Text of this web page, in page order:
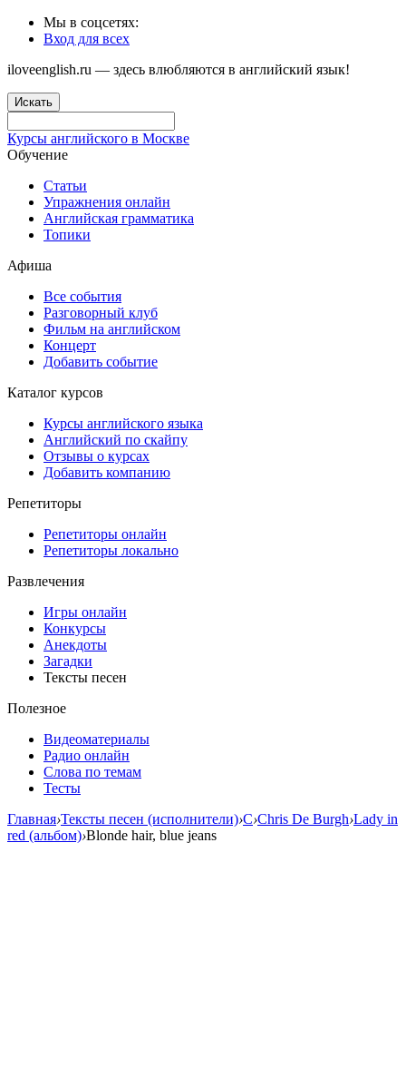
Мы в соцсетях:
Вход для всех
iloveenglish.ru — здесь влюбляются в английский язык!
Искать
Курсы английского в Москве
Обучение
Статьи
Упражнения онлайн
Английская грамматика
Топики
Афиша
Все события
Разговорный клуб
Фильм на английском
Концерт
Добавить событие
Каталог курсов
Курсы английского языка
Английский по скайпу
Отзывы о курсах
Добавить компанию
Репетиторы
Репетиторы онлайн
Репетиторы локально
Развлечения
Игры онлайн
Конкурсы
Анекдоты
Загадки
Тексты песен
Полезное
Видеоматериалы
Радио онлайн
Слова по темам
Тесты
Главная›Тексты песен (исполнители)›C›Chris De Burgh›Lady in
red (альбом)›Blonde hair, blue jeans